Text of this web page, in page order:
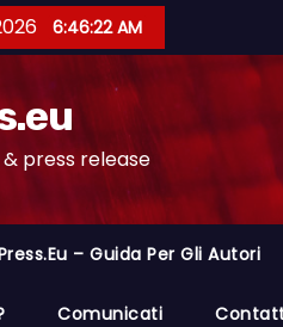
6:46:23 AM
press release
– Guida Per Gli Autori
Comunicati